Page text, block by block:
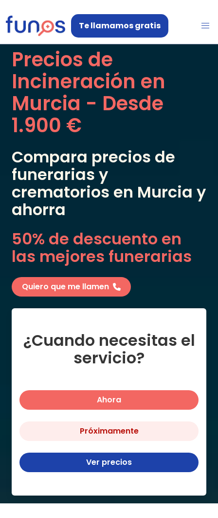
Te llamamos gratis
Precios de
Incineración en
Murcia - Desde
1.900 €
Compara precios de
funerarias y
crematorios en Murcia y
ahorra
50% de descuento en
las mejores funerarias
Quiero que me llamen
¿Cuando necesitas el
servicio?
Ahora
Próximamente
Ver precios